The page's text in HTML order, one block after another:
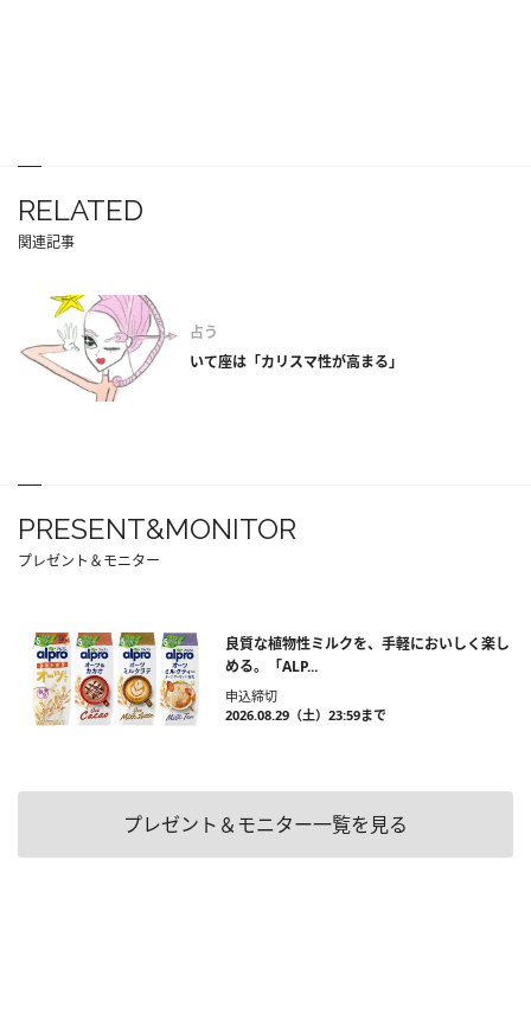
RELATED
関連記事
占う
いて座は「カリスマ性が高まる」
PRESENT&MONITOR
プレゼント＆モニター
良質な植物性ミルクを、手軽においしく楽し
める。「ALP...
申込締切
2026.08.29（土）23:59まで
プレゼント＆モニター一覧を見る